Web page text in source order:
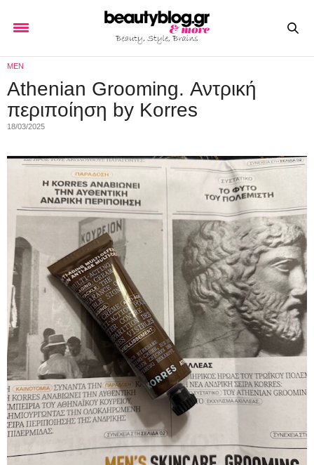
MEN
Athenian Grooming. Αντρική
περιποίηση by Korres
18/03/2025